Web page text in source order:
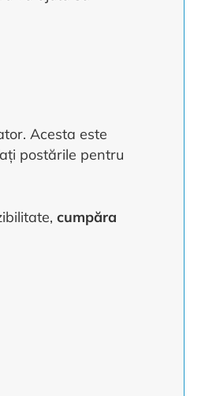
Acesta este
postările pentru
cumpăra